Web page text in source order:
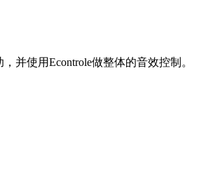
并使用Econtrole做整体的音效控制。